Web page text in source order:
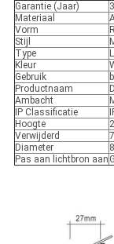
Garantie (Jaar)
Materiaal
Vorm
Stijl
Type
Kleur
Gebruik
Productnaam
Ambacht
IP Classificatie
Hoogte
Verwijderd
Diameter
Pas aan lichtbron aan